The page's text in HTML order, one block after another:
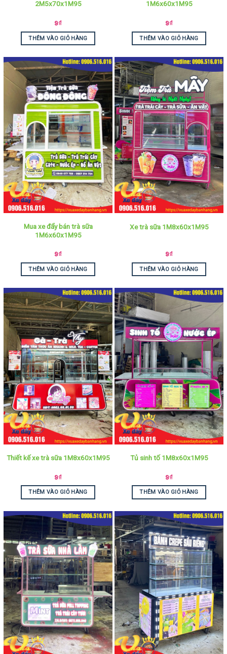
2M5x70x1M95
9₫
THÊM VÀO GIỎ HÀNG
1M6x60x1M95
9₫
THÊM VÀO GIỎ HÀNG
Mua xe đẩy bán trà sữa
1M6x60x1M95
9₫
THÊM VÀO GIỎ HÀNG
Xe trà sữa 1M8x60x1M95
9₫
THÊM VÀO GIỎ HÀNG
Thiết kế xe trà sữa 1M8x60x1M95
9₫
THÊM VÀO GIỎ HÀNG
Tủ sinh tố 1M8x60x1M95
9₫
THÊM VÀO GIỎ HÀNG